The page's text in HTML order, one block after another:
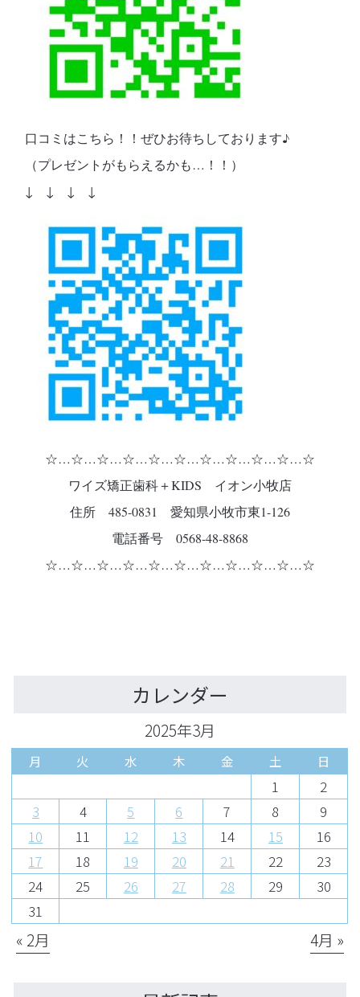
口コミはこちら！！ぜひお待ちしております♪
（プレゼントがもらえるかも…！！）
↓ ↓ ↓ ↓
☆…☆…☆…☆…☆…☆…☆…☆…☆…☆…☆
ワイズ矯正歯科＋KIDS イオン小牧店
住所 485-0831 愛知県小牧市東1-126
電話番号 0568-48-8868
☆…☆…☆…☆…☆…☆…☆…☆…☆…☆…☆
カレンダー
2025年3月
月 火 水 木 金 土 日
1
2
3
4 5 6 7 8
9
10
11 12 13 14 15
16
17
18 19 20 21 22
23
24
25 26 27 28 29
30
31
« 2月 4月 »